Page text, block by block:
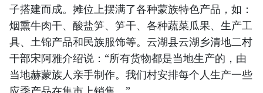
子搭建而成。摊位上摆满了各种蒙族特色产品，如：
烟熏牛肉干、酸盐笋、笋干、各种蔬菜瓜果、生产工
具、土锦产品和民族服饰等。云湖县云湖乡清地二村
干部宋阿雅介绍说：“所有货物都是当地生产的，由
当地赫蒙族人亲手制作。我们村安排每个人生产一些